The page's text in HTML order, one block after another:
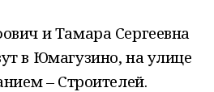
и Тамара Сергеевна
в Юмагузино, на улице
– Строителей.